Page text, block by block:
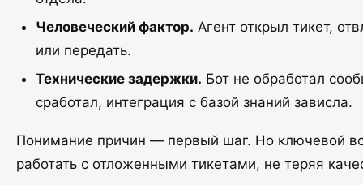
Человеческий фактор. Агент открыл тикет,
или передать.
Технические задержки. Бот не обработал
сработал, интеграция с базой знаний зависла.
Понимание причин — первый шаг. Но ключевой
работать с отложенными тикетами, не теряя